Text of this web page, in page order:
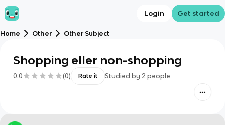
Login Get started
Home Other Other Subject
Shopping eller non-shopping
0.0 (0) Rate it Studied by 2 people